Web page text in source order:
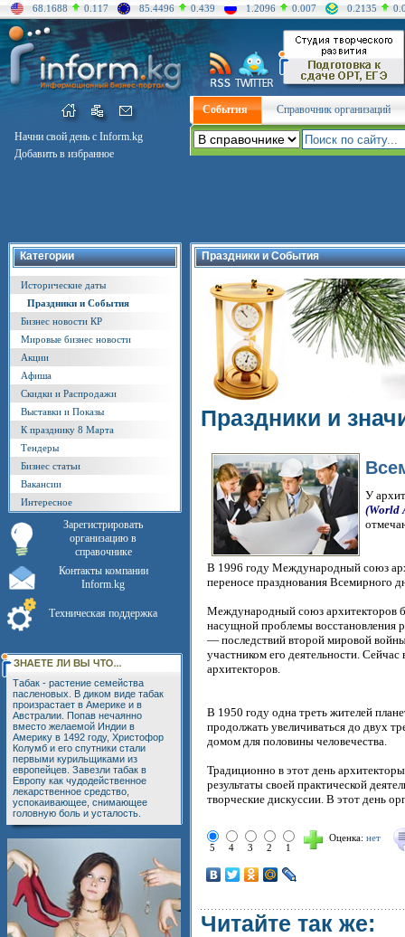
68.1688 0.117 85.4496 0.439 1.2096 0.007 0.2135
Начни свой день с Inform.kg
Добавить в избранное
События Справочник организаций
Категории
Исторические даты
Праздники и События
Бизнес новости КР
Мировые бизнес новости
Акции
Афиша
Скидки и Распродажи
Выставки и Показы
К празднику 8 Марта
Тендеры
Бизнес статьи
Вакансии
Интересное
Зарегистрировать
организацию в
справочнике
Контакты компании
Inform.kg
Техническая поддержка
Табак - растение семейства
пасленовых. В диком виде табак
произрастает в Америке и в
Австралии. Попав нечаянно
вместо желаемой Индии в
Америку в 1492 году, Христофор
Колумб и его спутники стали
первыми курильщиками из
европейцев. Завезли табак в
Европу как чудодейственное
лекарственное средство,
успокаивающее, снимающее
головную боль и усталость.
Праздники и События
Праздники и
У
(World
В 1996 году Международный союз
переносе празднования Всемирного
Международный союз архитекторов
насущной проблемы восстановления
— последствий второй мировой
участником его деятельности.
архитекторов.
В 1950 году одна треть жителей
продолжать увеличиваться до двух
домом для половины человечества.
Традиционно в этот день
результаты своей практической
творческие дискуссии. В этот день
5 4 3 2 1
Оценка: нет
Читайте так же: